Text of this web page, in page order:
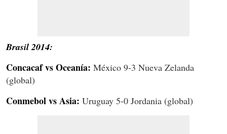
Brasil 2014:
Concacaf vs Oceanía: México 9-3 Nueva Zelanda
(global)
Conmebol vs Asia: Uruguay 5-0 Jordania (global)